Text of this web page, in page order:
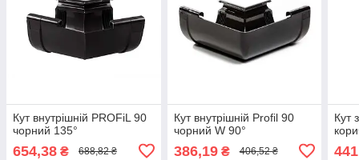
Кут внутрішній PROFiL 90
чорний 135°
654,38 ₴ 688,82 ₴
Кут внутрішній Profil 90
чорний W 90°
386,19₴ 406,52 ₴
Кут